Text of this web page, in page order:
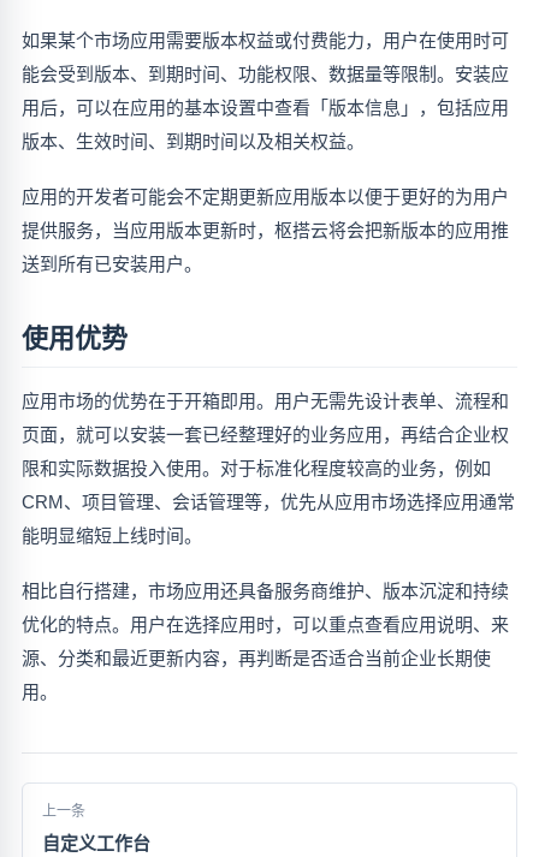
如果某个市场应用需要版本权益或付费能力，用户在使用时可
能会受到版本、到期时间、功能权限、数据量等限制。安装应
用后，可以在应用的基本设置中查看「版本信息」，包括应用
版本、生效时间、到期时间以及相关权益。
应用的开发者可能会不定期更新应用版本以便于更好的为用户
提供服务，当应用版本更新时，枢搭云将会把新版本的应用推
送到所有已安装用户。
使用优势
应用市场的优势在于开箱即用。用户无需先设计表单、流程和
页面，就可以安装一套已经整理好的业务应用，再结合企业权
限和实际数据投入使用。对于标准化程度较高的业务，例如
CRM、项目管理、会话管理等，优先从应用市场选择应用通常
能明显缩短上线时间。
相比自行搭建，市场应用还具备服务商维护、版本沉淀和持续
优化的特点。用户在选择应用时，可以重点查看应用说明、来
源、分类和最近更新内容，再判断是否适合当前企业长期使
用。
上一条
自定义工作台